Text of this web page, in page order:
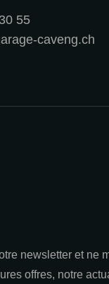
55
caveng.ch
newsletter et ne
offres, notre